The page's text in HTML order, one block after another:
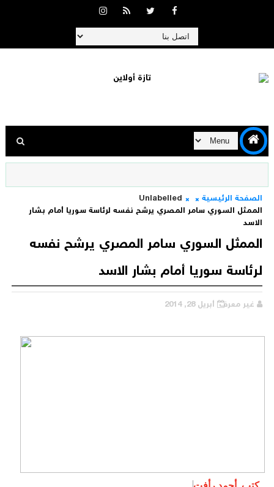
الصفحة الرئيسية
Unlabelled
الممثل السوري سامر المصري يرشح نفسه لرئاسة سوريا أمام بشار
الاسد
الممثل السوري سامر المصري يرشح نفسه
لرئاسة سوريا أمام بشار الاسد
غير معرف أبريل 28, 2014